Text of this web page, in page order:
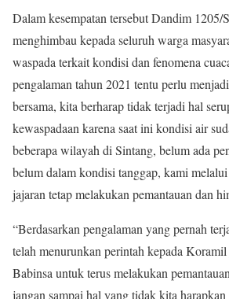
Dalam kesempatan tersebut Dandim 1205/
menghimbau kepada seluruh warga
waspada terkait kondisi dan fenomena
pengalaman tahun 2021 tentu perlu
bersama, kita berharap tidak terjadi hal
kewaspadaan karena saat ini kondisi air
beberapa wilayah di Sintang, belum ada
belum dalam kondisi tanggap, kami
jajaran tetap melakukan pemantauan dan
“Berdasarkan pengalaman yang pernah
telah menurunkan perintah kepada Koramil
Babinsa untuk terus melakukan
jangan sampai hal yang tidak kita